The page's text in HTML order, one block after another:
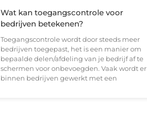
Wat kan toegangscontrole voor
bedrijven betekenen?
Toegangscontrole wordt door steeds meer
bedrijven toegepast, het is een manier om
bepaalde delen/afdeling van je bedrijf af te
schermen voor onbevoegden. Vaak wordt er
binnen bedrijven gewerkt met een